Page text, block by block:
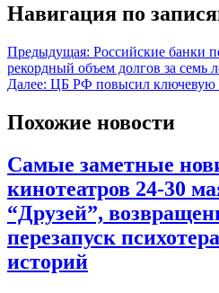
Навигация по
Предыдущая: Российские банки
рекордный объем долгов за семь
Далее: ЦБ РФ повысил ключевую
Похожие новости
Самые заметные
кинотеатров 24-30
“Друзей”,
перезапуск
историй